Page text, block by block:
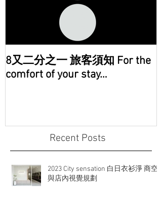
8又二分之一 旅客須知 For the
comfort of your stay…
Recent Posts
2023 City sensation 白日衣衫淨 商空
與店內視覺規劃